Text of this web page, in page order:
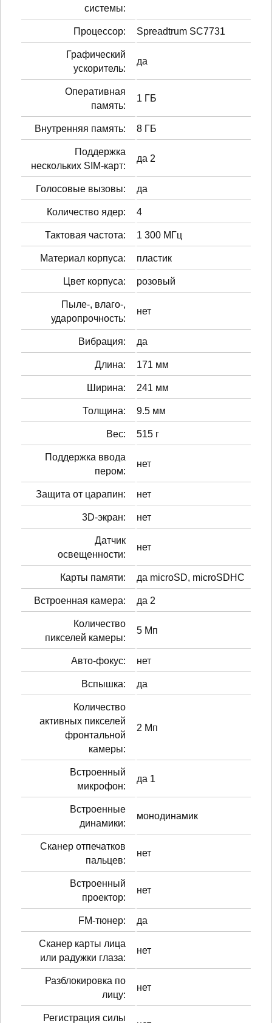
системы:
Процессор: Spreadtrum SC7731
Графический
ускоритель:
да
Оперативная
память:
1 ГБ
Внутренняя память: 8 ГБ
Поддержка
нескольких SIM-карт:
да 2
Голосовые вызовы: да
Количество ядер: 4
Тактовая частота: 1 300 МГц
Материал корпуса: пластик
Цвет корпуса: розовый
Пыле-, влаго-,
ударопрочность:
нет
Вибрация: да
Длина: 171 мм
Ширина: 241 мм
Толщина: 9.5 мм
Вес: 515 г
Поддержка ввода
пером:
нет
Защита от царапин: нет
3D-экран: нет
Датчик
освещенности:
нет
Карты памяти: да microSD, microSDHC
Встроенная камера: да 2
Количество
пикселей камеры:
5 Мп
Авто-фокус: нет
Вспышка: да
Количество
активных пикселей
фронтальной
камеры:
2 Мп
Встроенный
микрофон:
да 1
Встроенные
динамики:
монодинамик
Сканер отпечатков
пальцев:
нет
Встроенный
проектор:
нет
FM-тюнер: да
Сканер карты лица
или радужки глаза:
нет
Разблокировка по
лицу:
нет
Регистрация силы